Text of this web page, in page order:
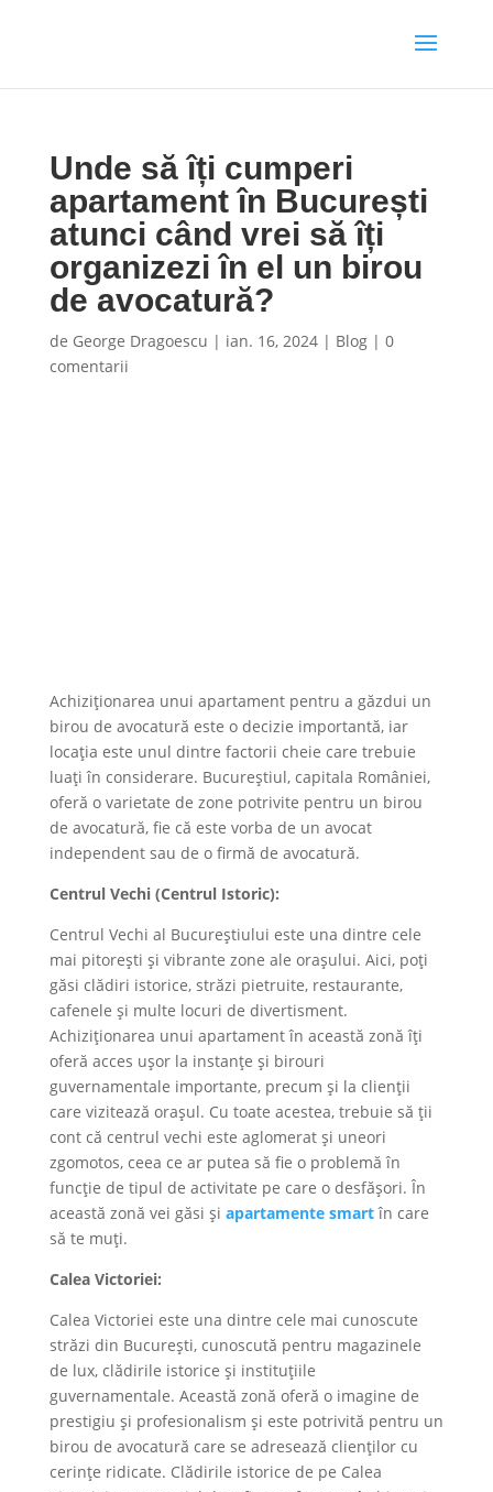
Unde să îți cumperi
apartament în București
atunci când vrei să îți
organizezi în el un birou
de avocatură?
de George Dragoescu | ian. 16, 2024| Blog| 0
comentarii
Achiziționarea unui apartament pentru a găzdui un
birou de avocatură este o decizie importantă, iar
locația este unul dintre factorii cheie care trebuie
luați în considerare. Bucureștiul, capitala României,
oferă o varietate de zone potrivite pentru un birou
de avocatură, fie că este vorba de un avocat
independent sau de o firmă de avocatură.
Centrul Vechi (Centrul Istoric):
Centrul Vechi al Bucureștiului este una dintre cele
mai pitorești și vibrante zone ale orașului. Aici, poți
găsi clădiri istorice, străzi pietruite, restaurante,
cafenele și multe locuri de divertisment.
Achiziționarea unui apartament în această zonă îți
oferă acces ușor la instanțe și birouri
guvernamentale importante, precum și la clienții
care vizitează orașul. Cu toate acestea, trebuie să ții
cont că centrul vechi este aglomerat și uneori
zgomotos, ceea ce ar putea să fie o problemă în
funcție de tipul de activitate pe care o desfășori. În
această zonă vei găsi și apartamente smartîn care
să te muți.
Calea Victoriei:
Calea Victoriei este una dintre cele mai cunoscute
străzi din București, cunoscută pentru magazinele
de lux, clădirile istorice și instituțiile
guvernamentale. Această zonă oferă o imagine de
prestigiu și profesionalism și este potrivită pentru un
birou de avocatură care se adresează clienților cu
cerințe ridicate. Clădirile istorice de pe Calea